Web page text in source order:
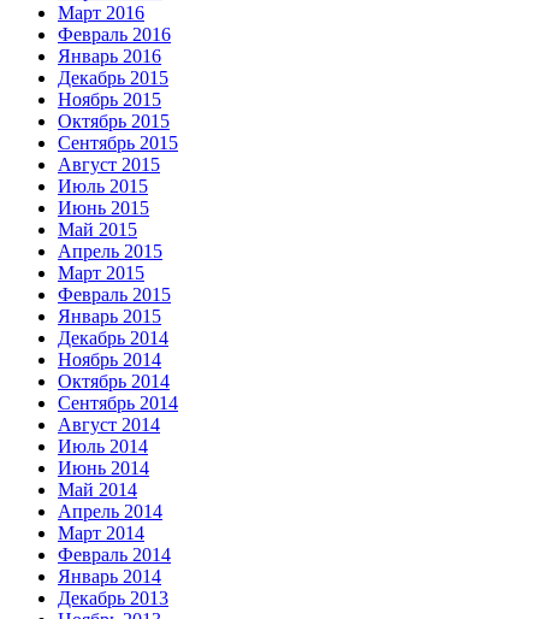
Март 2016
Февраль 2016
Январь 2016
Декабрь 2015
Ноябрь 2015
Октябрь 2015
Сентябрь 2015
Август 2015
Июль 2015
Июнь 2015
Май 2015
Апрель 2015
Март 2015
Февраль 2015
Январь 2015
Декабрь 2014
Ноябрь 2014
Октябрь 2014
Сентябрь 2014
Август 2014
Июль 2014
Июнь 2014
Май 2014
Апрель 2014
Март 2014
Февраль 2014
Январь 2014
Декабрь 2013